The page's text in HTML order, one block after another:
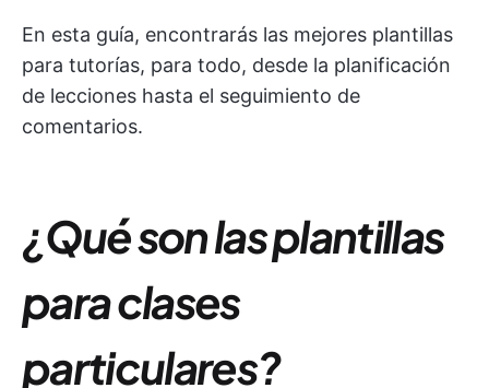
En esta guía, encontrarás las mejores plantillas
para tutorías, para todo, desde la planificación
de lecciones hasta el seguimiento de
comentarios.
¿Qué son las plantillas
para clases
particulares?